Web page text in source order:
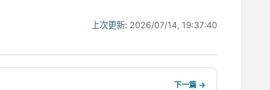
上次更新: 2026/07/14, 19:37:40
下一篇 →